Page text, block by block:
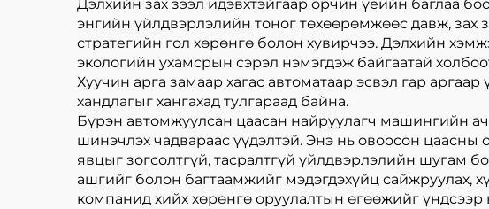
Дэлхийн зах зээл идэвхтэйгаар орчин үеийн баглаа
энгийн үйлдвэрлэлийн тоног төхөөрөмжөөс давж, зах
стратегийн гол хөрөнгө болон хувирчээ. Дэлхийн
экологийн ухамсрын сэрэл нэмэгдэж байгаатай
Хуучин арга замаар хагас автоматаар эсвэл гар
хандлагыг хангахад тулгараад байна.
Бүрэн автомжуулсан цаасан найруулагч машингийн
шинэчлэх чадвараас үүдэлтэй. Энэ нь овоосон цаасны
явцыг зогсолтгүй, тасралтгүй үйлдвэрлэлийн шугам
ашгийг болон багтаамжийг мэдэгдэхүйц сайжруулах,
компанид хийх хөрөнгө оруулалтын өгөөжийг үндсээр